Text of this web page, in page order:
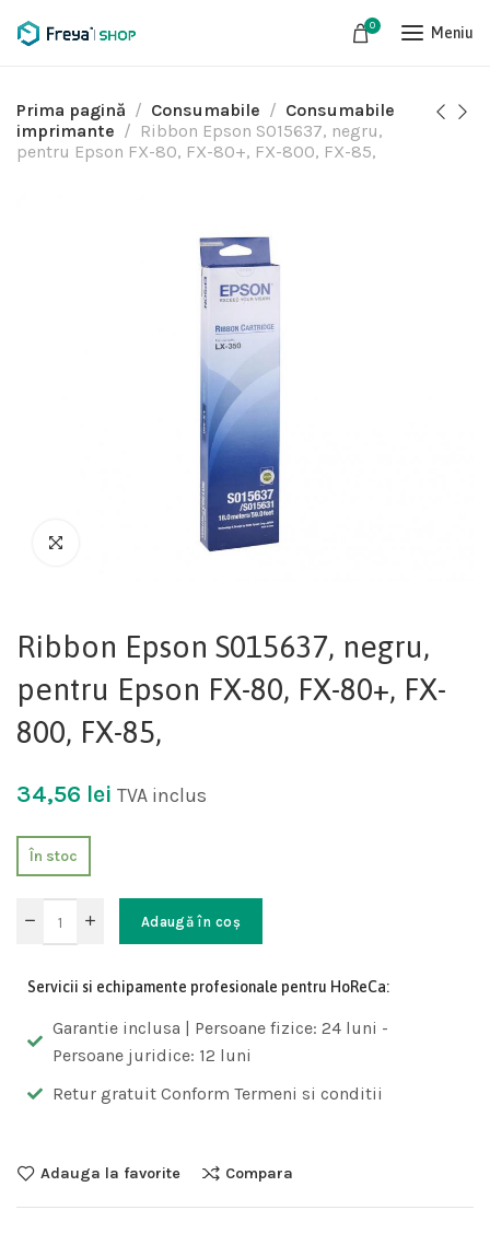
0 Meniu
Prima pagină Consumabile
Consumabile
imprimante
Ribbon Epson S015637, negru,
pentru Epson FX-80, FX-80+, FX-800, FX-85,
Ribbon Epson S015637, negru,
pentru Epson FX-80, FX-80+, FX-
800, FX-85,
34,56 lei TVA inclus
În stoc
Adaugă în coș
Servicii si echipamente profesionale pentru HoReCa:
Garantie inclusa | Persoane fizice: 24 luni -
Persoane juridice: 12 luni
Retur gratuit Conform Termeni si conditii
Adauga la favorite Compara